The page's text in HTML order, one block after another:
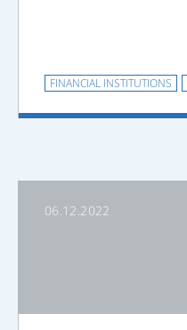
FINANCIAL INSTITUTIONS
06.12.2022